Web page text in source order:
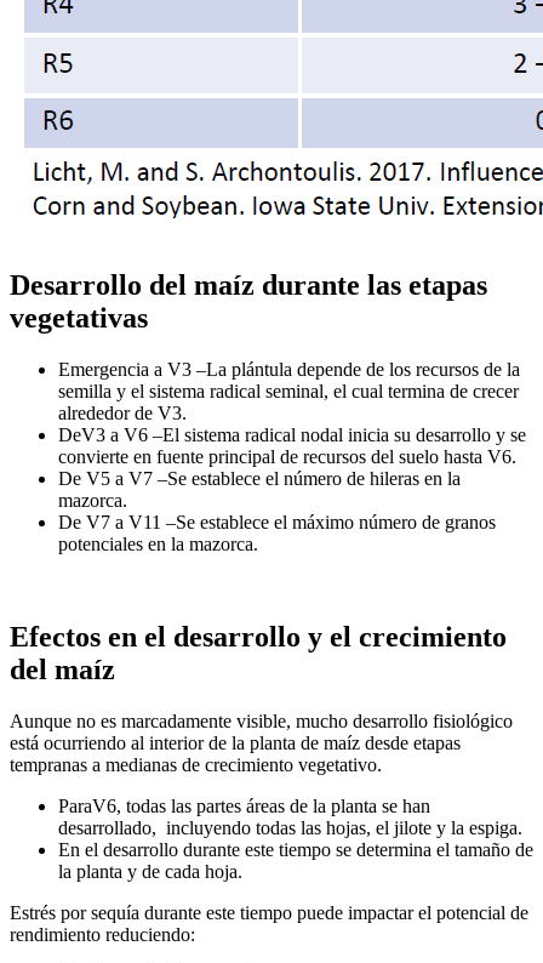
Desarrollo del maíz durante las etapas
vegetativas
Emergencia a V3 –La plántula depende de los recursos de la
semilla y el sistema radical seminal, el cual termina de crecer
alrededor de V3.
DeV3 a V6 –El sistema radical nodal inicia su desarrollo y se
convierte en fuente principal de recursos del suelo hasta V6.
De V5 a V7 –Se establece el número de hileras en la
mazorca.
De V7 a V11 –Se establece el máximo número de granos
potenciales en la mazorca.
Efectos en el desarrollo y el crecimiento
del maíz
Aunque no es marcadamente visible, mucho desarrollo fisiológico
está ocurriendo al interior de la planta de maíz desde etapas
tempranas a medianas de crecimiento vegetativo.
ParaV6, todas las partes áreas de la planta se han
desarrollado, incluyendo todas las hojas, el jilote y la espiga.
En el desarrollo durante este tiempo se determina el tamaño de
la planta y de cada hoja.
Estrés por sequía durante este tiempo puede impactar el potencial de
rendimiento reduciendo: